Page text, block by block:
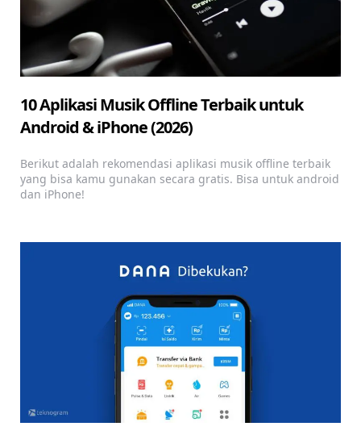
10 Aplikasi Musik Offline Terbaik untuk
Android & iPhone (2026)
Berikut adalah rekomendasi aplikasi musik offline terbaik
yang bisa kamu gunakan secara gratis. Bisa untuk android
dan iPhone!